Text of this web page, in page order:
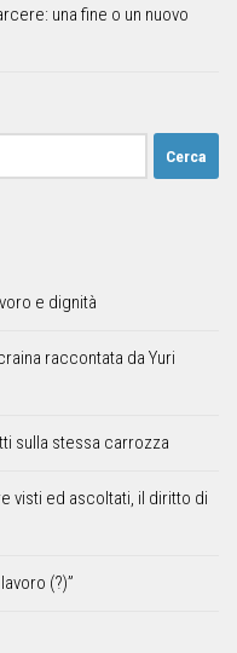
una fine o un nuovo
e dignità
raccontata da Yuri
sulla stessa carrozza
visti ed ascoltati, il diritto di
(?)”